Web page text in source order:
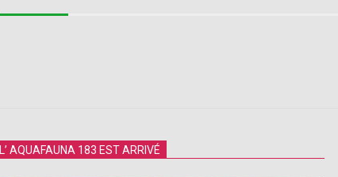
L’ AQUAFAUNA 183 EST ARRIVÉ